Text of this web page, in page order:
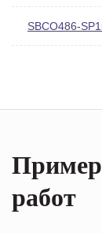
SBCO486-
работ